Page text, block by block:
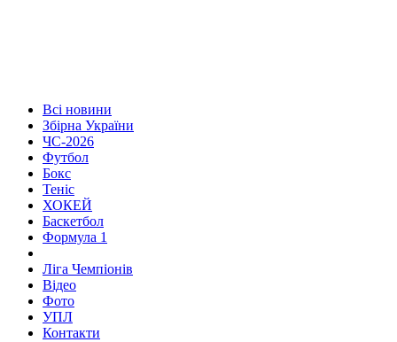
Всі новини
Збірна України
ЧС-2026
Футбол
Бокс
Теніс
ХОКЕЙ
Баскетбол
Формула 1
Ліга Чемпіонів
Відео
Фото
УПЛ
Контакти